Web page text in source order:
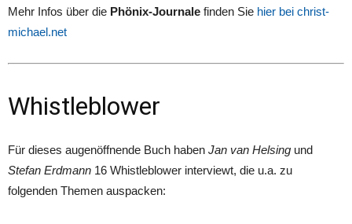
Mehr Infos über die Phönix-Journale finden Sie hier bei christ-
michael.net
Whistleblower
Für dieses augenöffnende Buch haben Jan van Helsing und
Stefan Erdmann 16 Whistleblower interviewt, die u.a. zu
folgenden Themen auspacken: